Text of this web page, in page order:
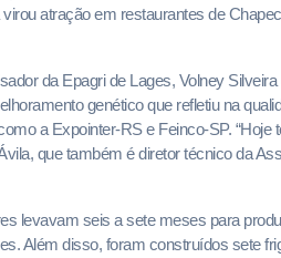
atração em restaurantes de
da Epagri de Lages, Volney
genético que refletiu na
a Expointer-RS e Feinco-SP. “Hoje
que também é diretor técnico da
levavam seis a sete meses para
Além disso, foram construídos sete